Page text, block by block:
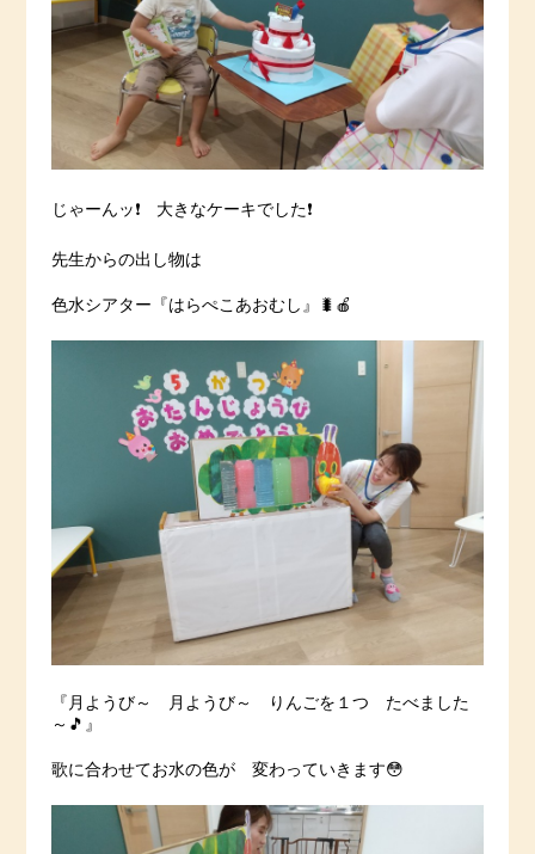
じゃーんッ❗️ 大きなケーキでした❗️
先生からの出し物は
色水シアター『はらぺこあおむし』🐛🍎
『月ようび～ 月ようび～ りんごを１つ たべました
～🎵』
歌に合わせてお水の色が 変わっていきます😳